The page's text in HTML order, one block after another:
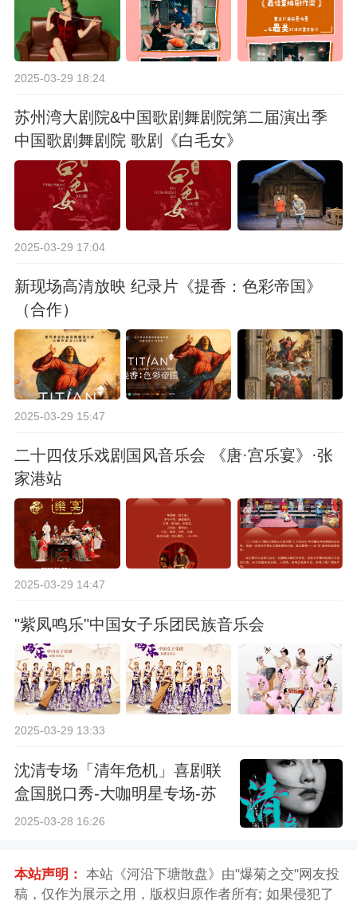
2025-03-29 18:24
苏州湾大剧院&中国歌剧舞剧院第二届演出季
中国歌剧舞剧院 歌剧《白毛女》
2025-03-29 17:04
新现场高清放映 纪录片《提香：色彩帝国》
（合作）
2025-03-29 15:47
二十四伎乐戏剧国风音乐会 《唐·宫乐宴》·张
家港站
2025-03-29 14:47
"紫凤鸣乐"中国女子乐团民族音乐会
2025-03-29 13:33
沈清专场「清年危机」喜剧联
盒国脱口秀-大咖明星专场-苏
州站
2025-03-28 16:26
本站声明： 本站《河沿下塘散盘》由"爆菊之交"网友投
稿，仅作为展示之用，版权归原作者所有; 如果侵犯了